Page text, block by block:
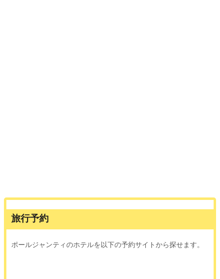
旅行予約
ポールジャンティのホテルを以下の予約サイトから探せます。